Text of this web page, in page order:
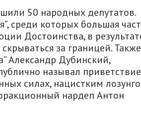
50 народных депутатов.
среди которых большая
Достоинства, в
за границей. Также
Александр Дубинский,
называл приветствие
силах, нацистким
нардеп Антон